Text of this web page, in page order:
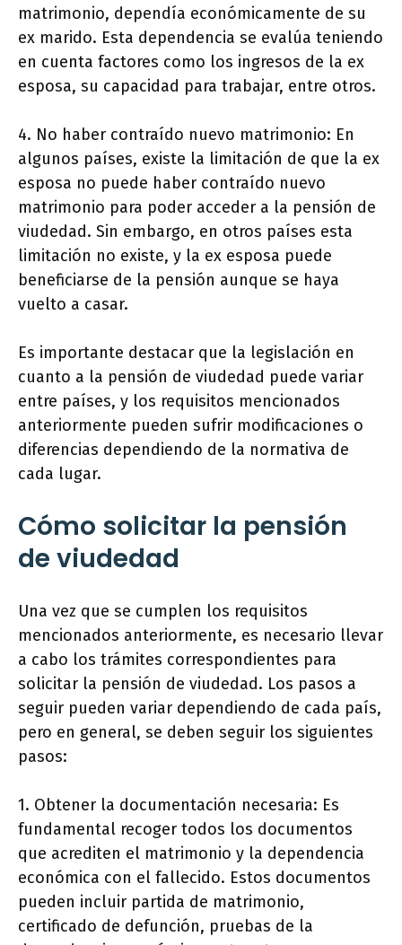
matrimonio, dependía económicamente de su
ex marido. Esta dependencia se evalúa teniendo
en cuenta factores como los ingresos de la ex
esposa, su capacidad para trabajar, entre otros.
4. No haber contraído nuevo matrimonio: En
algunos países, existe la limitación de que la ex
esposa no puede haber contraído nuevo
matrimonio para poder acceder a la pensión de
viudedad. Sin embargo, en otros países esta
limitación no existe, y la ex esposa puede
beneficiarse de la pensión aunque se haya
vuelto a casar.
Es importante destacar que la legislación en
cuanto a la pensión de viudedad puede variar
entre países, y los requisitos mencionados
anteriormente pueden sufrir modificaciones o
diferencias dependiendo de la normativa de
cada lugar.
Cómo solicitar la pensión
de viudedad
Una vez que se cumplen los requisitos
mencionados anteriormente, es necesario llevar
a cabo los trámites correspondientes para
solicitar la pensión de viudedad. Los pasos a
seguir pueden variar dependiendo de cada país,
pero en general, se deben seguir los siguientes
pasos:
1. Obtener la documentación necesaria: Es
fundamental recoger todos los documentos
que acrediten el matrimonio y la dependencia
económica con el fallecido. Estos documentos
pueden incluir partida de matrimonio,
certificado de defunción, pruebas de la